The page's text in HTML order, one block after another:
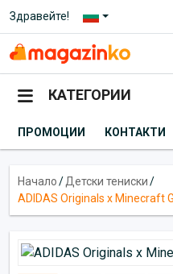
Здравейте!
КАТЕГОРИИ
ПРОМОЦИИ КОНТАКТИ
Начало/Детски тениски/
ADIDAS Originals x Minecraft